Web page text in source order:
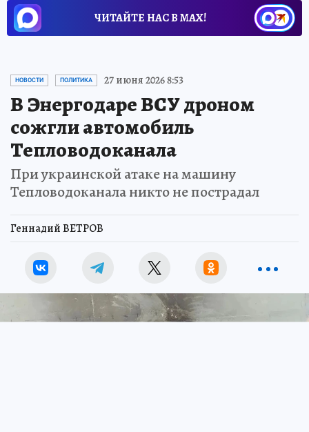
ЧИТАЙТЕ НАС В МАХ!
НОВОСТИ ПОЛИТИКА 27 июня 2026 8:53
В Энергодаре ВСУ дроном
сожгли автомобиль
Тепловодоканала
При украинской атаке на машину
Тепловодоканала никто не пострадал
Геннадий ВЕТРОВ